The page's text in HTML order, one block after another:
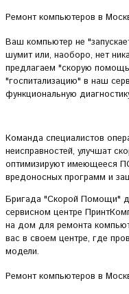
Ремонт компьютеров в
Ваш компьютер не
шумит или, наоборо, нет
предлагаем "скорую
"госпитализацию" в наш
функциональную
Команда специалистов
неисправностей, улучшат
оптимизируют имеющееся
вредоносных программ и
Бригада "Скорой Помощи"
сервисном центре
на дом для ремонта
вас в своем центре, где
модели.
Ремонт компьютеров в